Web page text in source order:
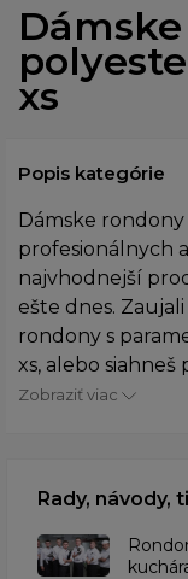
xs
Popis kategórie
Dámske
profesionálnych
najvhodnejší
ešte dnes.
rondony s
xs, alebo siahneš
Zobraziť viac
Rady, návody,